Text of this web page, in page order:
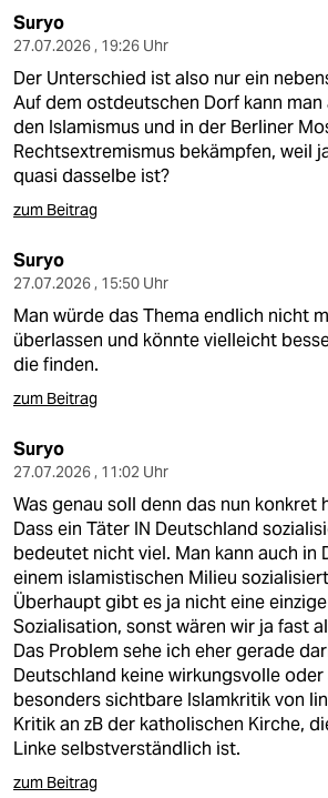
Suryo
27.07.2026 , 19:26 Uhr
Der Unterschied ist also nur ein
Auf dem ostdeutschen Dorf kann
den Islamismus und in der Berliner
Rechtsextremismus bekämpfen, weil
quasi dasselbe ist?
zum Beitrag
Suryo
27.07.2026 , 15:50 Uhr
Man würde das Thema endlich nicht
überlassen und könnte vielleicht
die finden.
zum Beitrag
Suryo
27.07.2026 , 11:02 Uhr
Was genau soll denn das nun konkret
Dass ein Täter IN Deutschland
bedeutet nicht viel. Man kann auch in
einem islamistischen Milieu
Überhaupt gibt es ja nicht eine einzige
Sozialisation, sonst wären wir ja fast
Das Problem sehe ich eher gerade
Deutschland keine wirkungsvolle oder
besonders sichtbare Islamkritik von
Kritik an zB der katholischen Kirche,
Linke selbstverständlich ist.
zum Beitrag